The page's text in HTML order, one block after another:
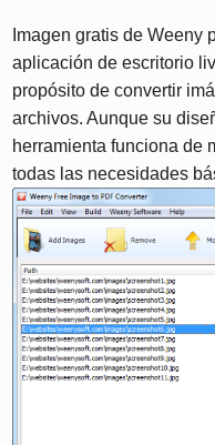
Imagen gratis de Weeny
aplicación de escritorio
propósito de convertir
archivos. Aunque su
herramienta funciona de
todas las necesidades